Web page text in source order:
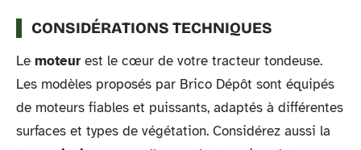
CONSIDÉRATIONS TECHNIQUES
Le moteur est le cœur de votre tracteur tondeuse.
Les modèles proposés par Brico Dépôt sont équipés
de moteurs fiables et puissants, adaptés à différentes
surfaces et types de végétation. Considérez aussi la